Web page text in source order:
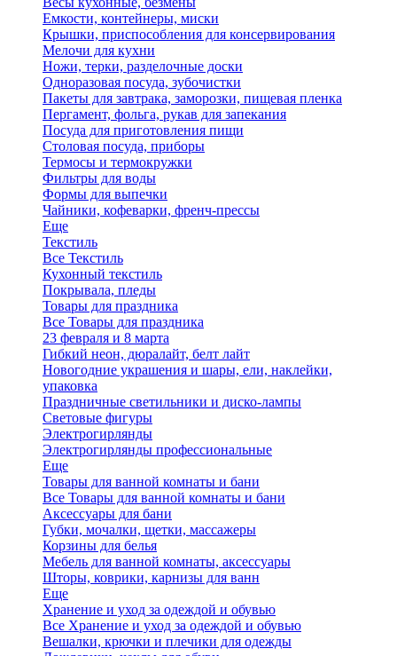
Емкости, контейнеры, миски
Крышки, приспособления для консервирования
Мелочи для кухни
Ножи, терки, разделочные доски
Одноразовая посуда, зубочистки
Пакеты для завтрака, заморозки, пищевая пленка
Пергамент, фольга, рукав для запекания
Посуда для приготовления пищи
Столовая посуда, приборы
Термосы и термокружки
Фильтры для воды
Формы для выпечки
Чайники, кофеварки, френч-прессы
Еще
Текстиль
Все Текстиль
Кухонный текстиль
Покрывала, пледы
Товары для праздника
Все Товары для праздника
23 февраля и 8 марта
Гибкий неон, дюралайт, белт лайт
Новогодние украшения и шары, ели, наклейки,
упаковка
Праздничные светильники и диско-лампы
Световые фигуры
Электрогирлянды
Электрогирлянды профессиональные
Еще
Товары для ванной комнаты и бани
Все Товары для ванной комнаты и бани
Аксессуары для бани
Губки, мочалки, щетки, массажеры
Корзины для белья
Мебель для ванной комнаты, аксессуары
Шторы, коврики, карнизы для ванн
Еще
Хранение и уход за одеждой и обувью
Все Хранение и уход за одеждой и обувью
Вешалки, крючки и плечики для одежды